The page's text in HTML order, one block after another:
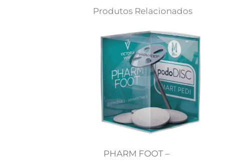
Produtos Relacionados
PHARM FOOT –